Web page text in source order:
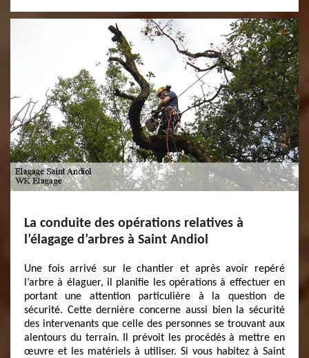
La conduite des opérations relatives à
l’élagage d’arbres à Saint Andiol
Une fois arrivé sur le chantier et après avoir repéré
l’arbre à élaguer, il planifie les opérations à effectuer en
portant une attention particulière à la question de
sécurité. Cette dernière concerne aussi bien la sécurité
des intervenants que celle des personnes se trouvant aux
alentours du terrain. Il prévoit les procédés à mettre en
œuvre et les matériels à utiliser. Si vous habitez à Saint